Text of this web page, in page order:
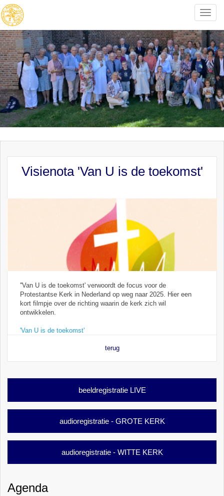
Toggle
Visienota 'Van U is de toekomst'
''Van U is de toekomst' verwoordt de focus voor de
Protestantse Kerk in Nederland op weg naar 2025. Hier een
kort filmpje over de richting waarin de kerk zich wil
ontwikkelen.
'Van U is de toekomst'
terug
beeldregistratie LIVE
audioregistratie - GROTE KERK
audioregistratie - WITTE KERK
Agenda